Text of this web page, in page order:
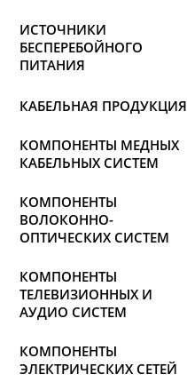
ИСТОЧНИКИ
БЕСПЕРЕБОЙНОГО
ПИТАНИЯ
КАБЕЛЬНАЯ ПРОДУКЦИЯ
КОМПОНЕНТЫ МЕДНЫХ
КАБЕЛЬНЫХ СИСТЕМ
КОМПОНЕНТЫ
ВОЛОКОННО-
ОПТИЧЕСКИХ СИСТЕМ
КОМПОНЕНТЫ
ТЕЛЕВИЗИОННЫХ И
АУДИО СИСТЕМ
КОМПОНЕНТЫ
ЭЛЕКТРИЧЕСКИХ СЕТЕЙ